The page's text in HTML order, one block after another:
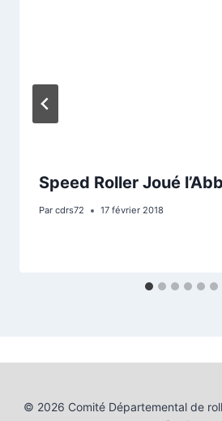
Speed Roller Joué
Par cdrs72 17 février 2018
© 2026 Comité Départemental de